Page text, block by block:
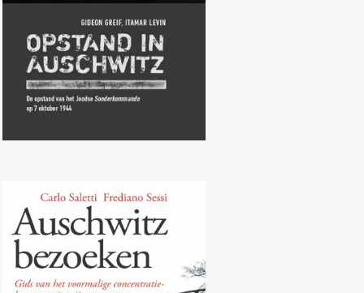
Carlo Saletti, Frediano Sessi,
Auschwitz bezoeken